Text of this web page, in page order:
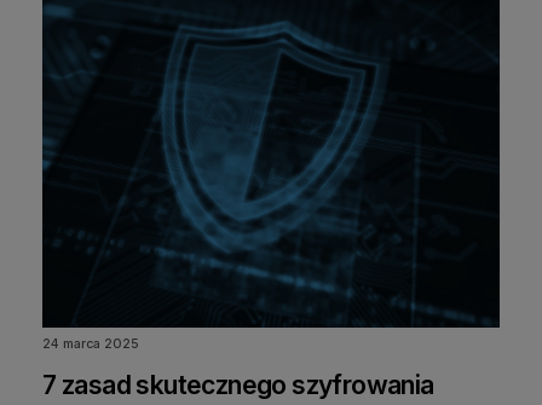
24 marca 2025
7 zasad skutecznego szyfrowania